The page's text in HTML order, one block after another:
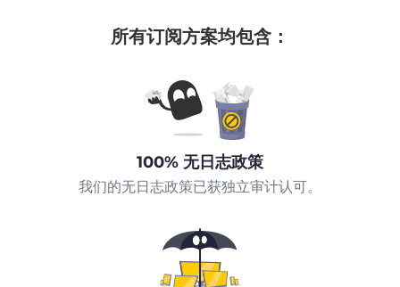
所有订阅方案均包含：
100% 无日志政策
我们的无日志政策已获独立审计认可。